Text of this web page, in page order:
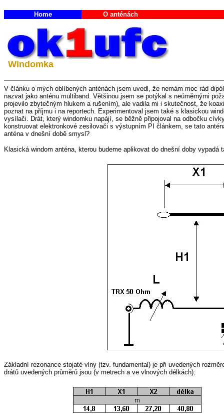
Home O anténách
Windomka
V článku o mých oblíbených anténách jsem uvedl, že nemám moc rád
nazvat jako anténu multiband. Většinou jsem se potýkal s neúměrnými
projevilo zbytečným hlukem a rušením), ale vadila mi i skutečnost, že
poznat na příjmu i na reportech. Experimentoval jsem také s klasickou
vysílači. Drát, který windomku napájí, se běžně připojoval na odbočku
konstruovat elektronkové zesilovači s výstupním PI článkem, se tato
anténa v dnešní době smysl?
Klasická windom anténa, kterou budeme aplikovat do dnešní doby vypadá
Základní rezonance stojaté vlny (tzv. fundamental) je při uvedených
drátů uvedených průměrů jsou (v metrech a ve vlnových délkách):